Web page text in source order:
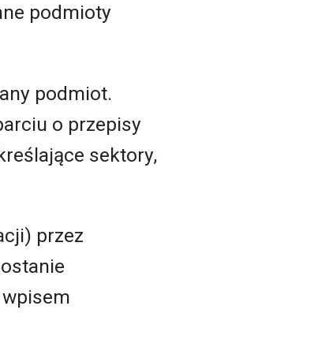
podmioty
podmiot.
o przepisy
sektory,
przez